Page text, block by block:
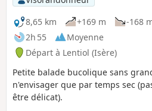
8,65 km
+169 m
-168
2h 55
Moyenne
Départ à Lentiol (Isère)
Petite balade bucolique sans
n'envisager que par temps sec
être délicat).